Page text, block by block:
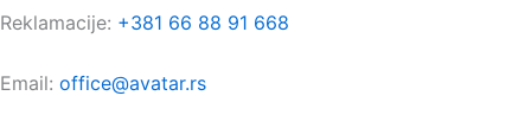
Reklamacije: +381 66 88 91 668
Email: office@avatar.rs